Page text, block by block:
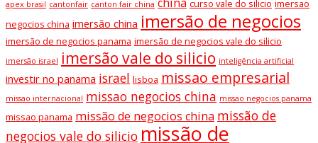
apex brasil cantonfair canton fair china china curso vale do silicio imersao
negocios china imersão china imersão de negocios
imersão de negocios panama imersão de negocios vale do silicio
imersão israel imersão vale do silicio inteligência artificial
investir no panama israel lisboa missao empresarial
missao internacional missao negocios china missao negocios panama
missao panama missão de negocios china missão de
negocios vale do silicio missão de